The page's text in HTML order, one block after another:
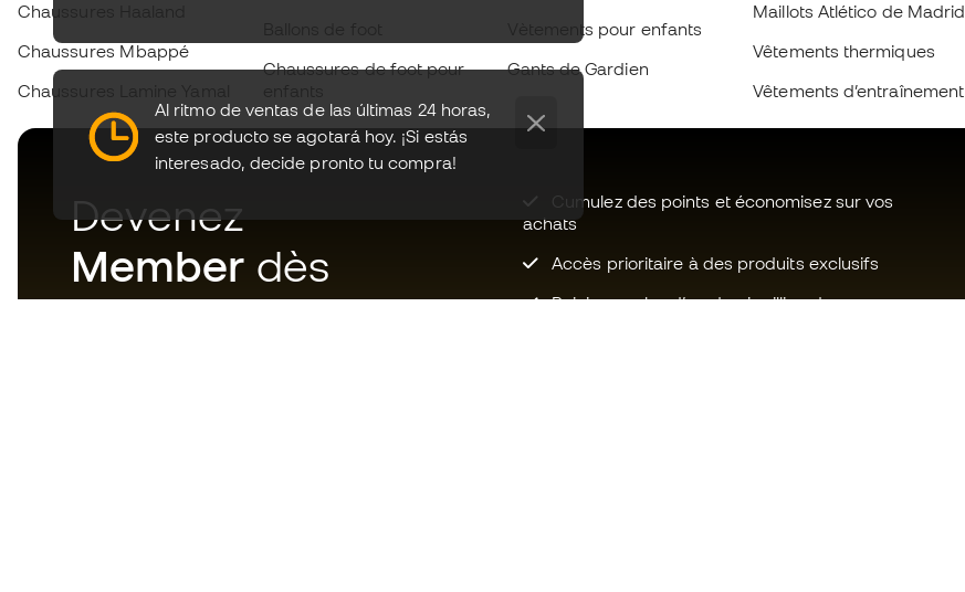
Al ritmo de ventas de las últimas 24 horas,
este producto se agotará hoy. ¡Si estás
interesado, decide pronto tu compra!
Chaussures Haaland
Chaussures Mbappé
Chaussures Lamine Yamal
Chaussures de foot pour
Vètements pour enfants
Gants de Gardien
Maillots Atlético de Madrid
Vêtements thermiques
Vêtements d’entraînement
Devenez
Member dès
maintenant
Cumulez des points et économisez sur vos
achats
Accès prioritaire à des produits exclusifs
Rejoignez plus d’un demi-million de